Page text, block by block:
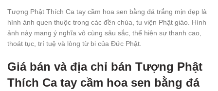
Tượng Phật Thích Ca tay cầm hoa sen bằng đá trắng mịn đẹp là
hình ảnh quen thuộc trong các đền chùa, tu viện Phật giáo. Hình
ảnh này mang ý nghĩa vô cùng sâu sắc, thể hiện sự thanh cao,
thoát tục, trí tuệ và lòng từ bi của Đức Phật.
Giá bán và địa chỉ bán Tượng Phật
Thích Ca tay cầm hoa sen bằng đá